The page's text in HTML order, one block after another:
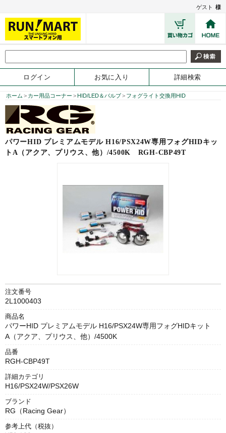
ゲスト 様
ログイン お気に入り 詳細検索
ホーム > カー用品コーナー >HID/LED＆バルブ> フォグライト交換用HID
パワーHID プレミアムモデル H16/PSX24W専用フォグHIDキッ
トA（アクア、プリウス、他）/4500K RGH-CBP49T
注文番号
2L1000403
商品名
パワーHID プレミアムモデル H16/PSX24W専用フォグHIDキット
A（アクア、プリウス、他）/4500K
品番
RGH-CBP49T
詳細カテゴリ
H16/PSX24W/PSX26W
ブランド
RG（Racing Gear）
参考上代（税抜）